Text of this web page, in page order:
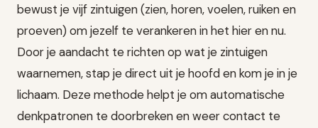
bewust je vijf zintuigen (zien, horen, voelen, ruiken en
proeven) om jezelf te verankeren in het hier en nu.
Door je aandacht te richten op wat je zintuigen
waarnemen, stap je direct uit je hoofd en kom je in je
lichaam. Deze methode helpt je om automatische
denkpatronen te doorbreken en weer contact te